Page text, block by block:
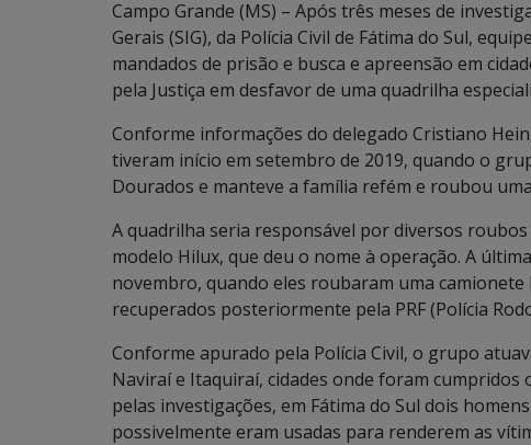
Campo Grande (MS) – Após três meses de
Gerais (SIG), da Polícia Civil de Fátima do Sul,
mandados de prisão e busca e apreensão em
pela Justiça em desfavor de uma quadrilha
Conforme informações do delegado Cristiano
tiveram início em setembro de 2019, quando o
Dourados e manteve a família refém e roubou
A quadrilha seria responsável por diversos
modelo Hilux, que deu o nome à operação. A
novembro, quando eles roubaram uma
recuperados posteriormente pela PRF (Polícia
Conforme apurado pela Polícia Civil, o grupo
Naviraí e Itaquiraí, cidades onde foram cumpridos
pelas investigações, em Fátima do Sul dois
possivelmente eram usadas para renderem as